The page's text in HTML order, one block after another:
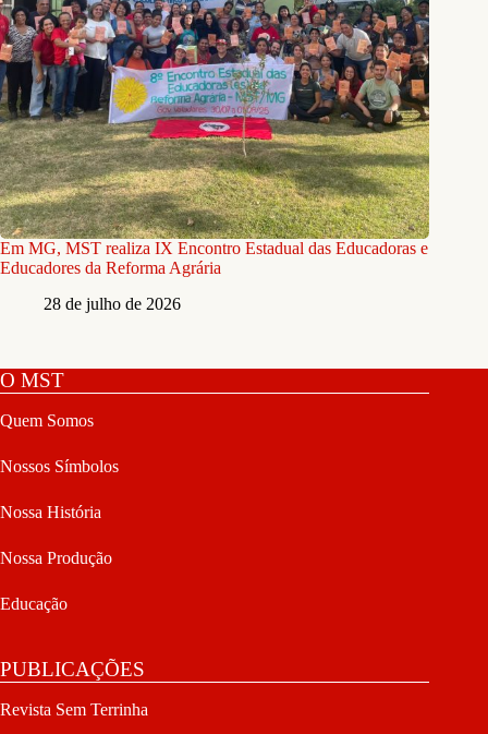
Em MG, MST realiza IX Encontro Estadual das Educadoras e
Educadores da Reforma Agrária
28 de julho de 2026
O MST
Quem Somos
Nossos Símbolos
Nossa História
Nossa Produção
Educação
PUBLICAÇÕES
Revista Sem Terrinha